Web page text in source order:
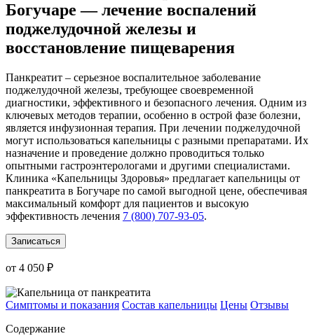
Богучаре — лечение воспалений
поджелудочной железы и
восстановление пищеварения
Панкреатит – серьезное воспалительное заболевание
поджелудочной железы, требующее своевременной
диагностики, эффективного и безопасного лечения. Одним из
ключевых методов терапии, особенно в острой фазе болезни,
является инфузионная терапия. При лечении поджелудочной
могут использоваться капельницы с разными препаратами. Их
назначение и проведение должно проводиться только
опытными гастроэнтерологами и другими специалистами.
Клиника «Капельницы Здоровья» предлагает капельницы от
панкреатита в Богучаре по самой выгодной цене, обеспечивая
максимальный комфорт для пациентов и высокую
эффективность лечения 7 (800) 707-93-05.
Записаться
от 4 050 ₽
Симптомы и показания Состав капельницы Цены Отзывы
Содержание